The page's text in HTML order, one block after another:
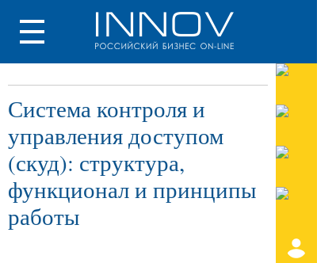
Система контроля и
управления доступом
(скуд): структура,
функционал и принципы
работы